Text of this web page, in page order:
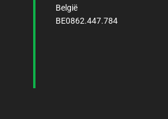
België
BE0862.447.784